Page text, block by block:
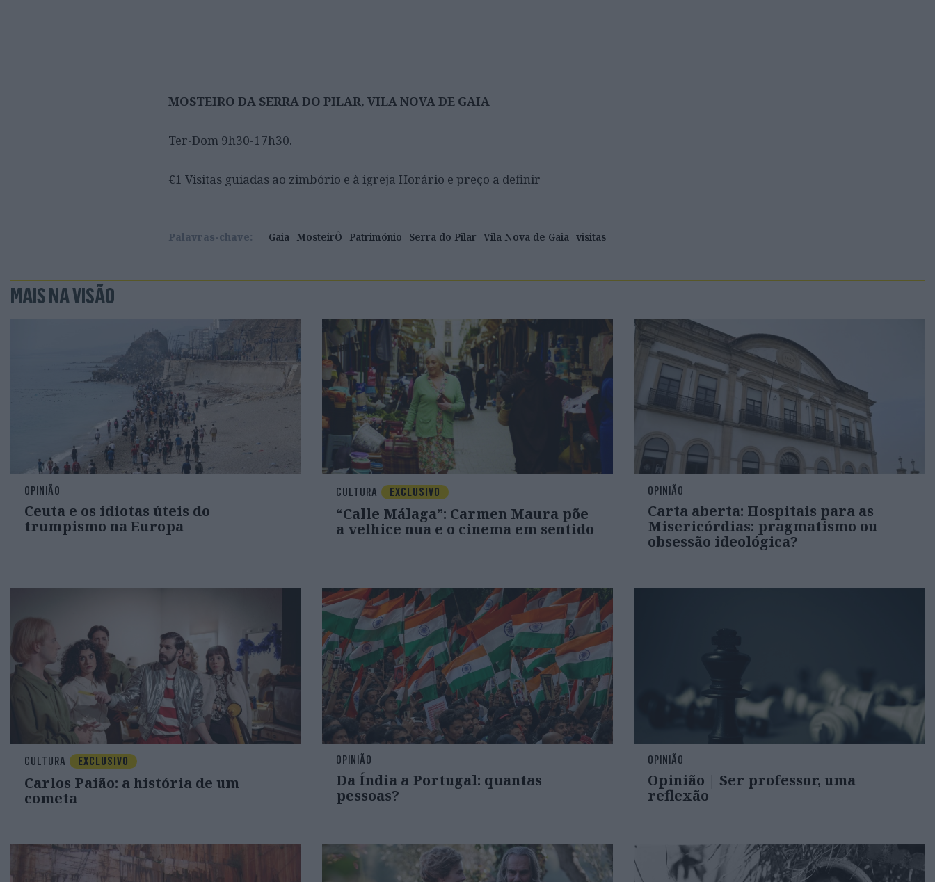
MOSTEIRO DA SERRA DO PILAR, VILA NOVA DE GAIA
Ter-Dom 9h30-17h30.
€1 Visitas guiadas ao zimbório e à igreja Horário e preço a definir
Palavras-chave: Gaia MosteirÔ Património Serra do Pilar Vila Nova de Gaia visitas
MAIS NA VISÃO
OPINIÃO
Ceuta e os idiotas úteis do
trumpismo na Europa
CULTURA EXCLUSIVO
“Calle Málaga”: Carmen Maura põe
a velhice nua e o cinema em sentido
OPINIÃO
Carta aberta: Hospitais para as
Misericórdias: pragmatismo ou
obsessão ideológica?
CULTURA EXCLUSIVO
Carlos Paião: a história de um
cometa
OPINIÃO
Da Índia a Portugal: quantas
pessoas?
OPINIÃO
Opinião | Ser professor, uma
reflexão